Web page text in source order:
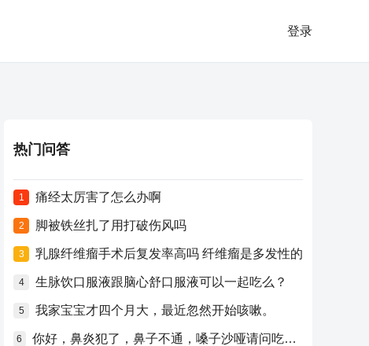
登录
热门问答
1 痛经太厉害了怎么办啊
2 脚被铁丝扎了用打破伤风吗
3 乳腺纤维瘤手术后复发率高吗 纤维瘤是多发性的
4 生脉饮口服液跟脑心舒口服液可以一起吃么？
5 我家宝宝才四个月大，最近忽然开始咳嗽。
6 你好，鼻炎犯了，鼻子不通，嗓子沙哑请问吃什么药比较好？